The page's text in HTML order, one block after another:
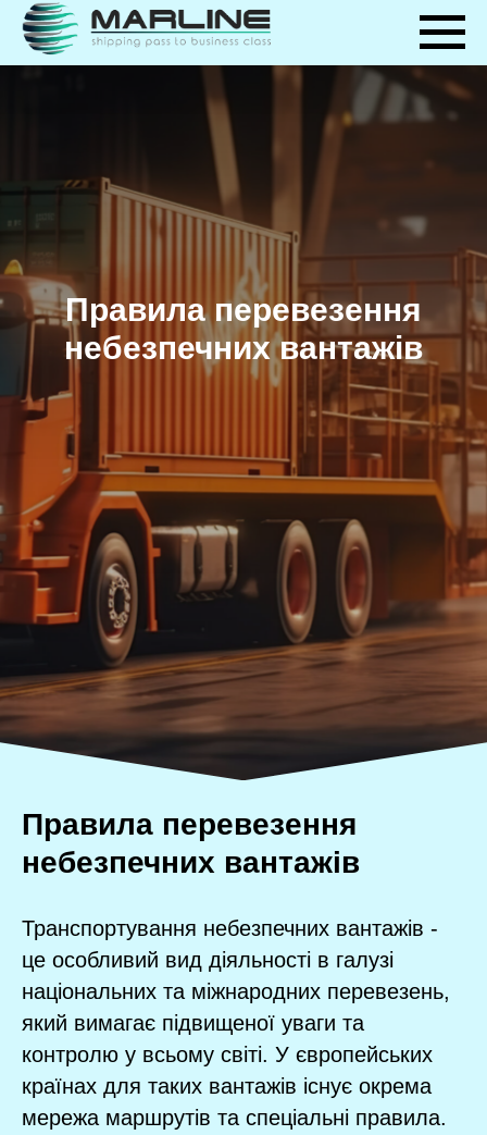
Правила перевезення
небезпечних вантажів
Правила перевезення
небезпечних вантажів
Транспортування небезпечних вантажів -
це особливий вид діяльності в галузі
національних та міжнародних перевезень,
який вимагає підвищеної уваги та
контролю у всьому світі. У європейських
країнах для таких вантажів існує окрема
мережа маршрутів та спеціальні правила.